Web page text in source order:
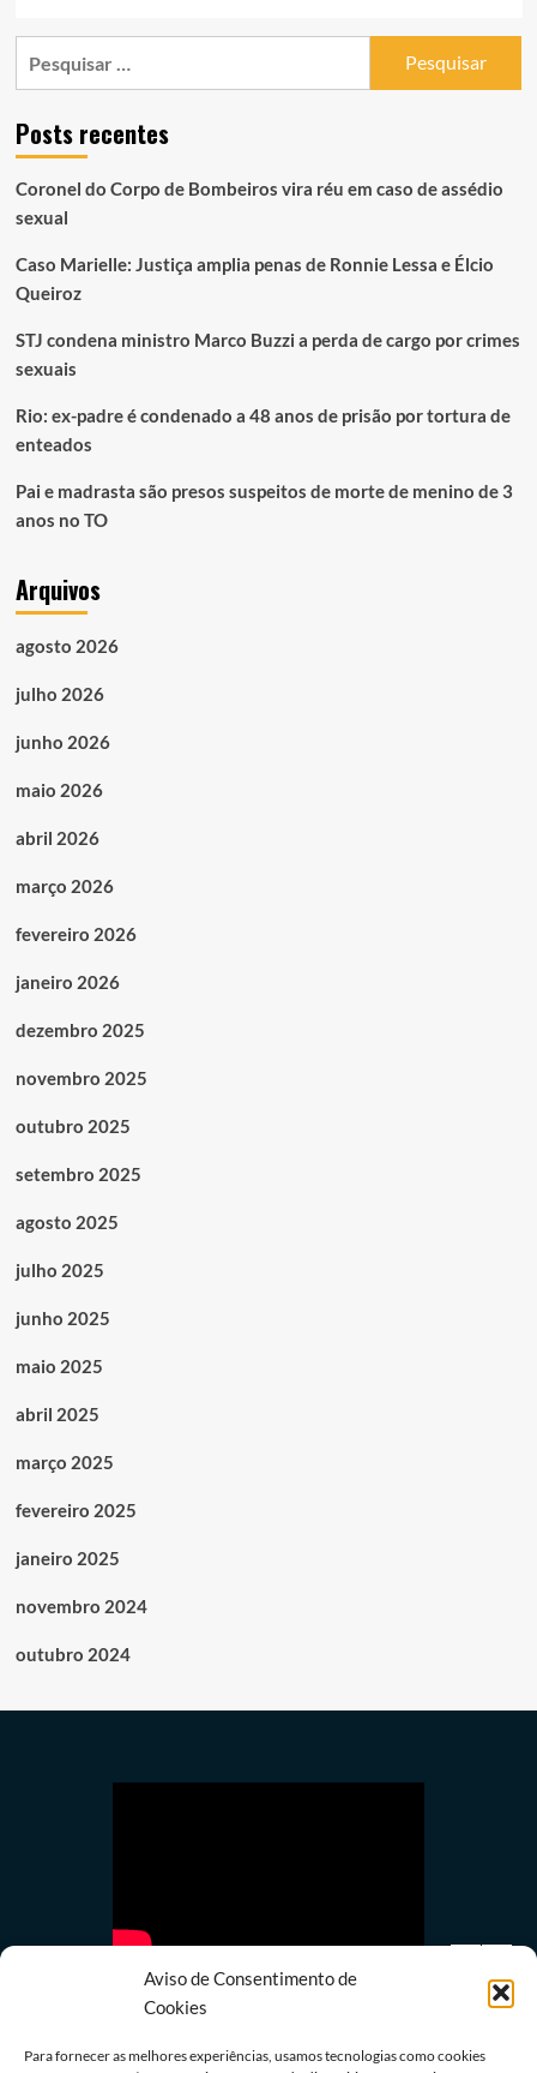
Aviso de Consentimento de
Cookies
Para fornecer as melhores experiências, usamos tecnologias como cookies
Posts recentes
Coronel do Corpo de Bombeiros vira réu em caso de assédio
sexual
Caso Marielle: Justiça amplia penas de Ronnie Lessa e Élcio
Queiroz
STJ condena ministro Marco Buzzi a perda de cargo por crimes
sexuais
Rio: ex-padre é condenado a 48 anos de prisão por tortura de
enteados
Pai e madrasta são presos suspeitos de morte de menino de 3
anos no TO
Arquivos
agosto 2026
julho 2026
junho 2026
maio 2026
abril 2026
março 2026
fevereiro 2026
janeiro 2026
dezembro 2025
novembro 2025
outubro 2025
setembro 2025
agosto 2025
julho 2025
junho 2025
maio 2025
abril 2025
março 2025
fevereiro 2025
janeiro 2025
novembro 2024
outubro 2024